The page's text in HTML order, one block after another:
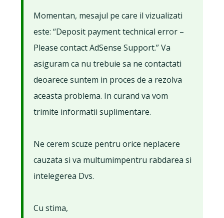
Momentan, mesajul pe care il vizualizati
este: “Deposit payment technical error –
Please contact AdSense Support.” Va
asiguram ca nu trebuie sa ne contactati
deoarece suntem in proces de a rezolva
aceasta problema. In curand va vom
trimite informatii suplimentare.
Ne cerem scuze pentru orice neplacere
cauzata si va multumimpentru rabdarea si
intelegerea Dvs.
Cu stima,